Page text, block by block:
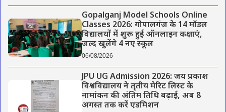
Gopalganj Model Schools Online
Classes 2026: गोपालगंज के 14 मॉडल
विद्यालयों में शुरू हुई ऑनलाइन कक्षाएं,
जल्द खुलेंगे 4 नए स्कूल
06/08/2026
JPU UG Admission 2026: जय प्रकाश
विश्वविद्यालय ने तृतीय मेरिट लिस्ट के
नामांकन की अंतिम तिथि बढ़ाई, अब 8
अगस्त तक करें एडमिशन